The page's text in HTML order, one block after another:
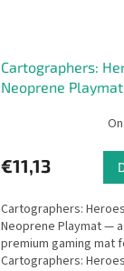
Cartographers:
Neoprene Playmat
€11,13
Cartographers: Heroes
Neoprene Playmat — a
premium gaming mat
Cartographers: